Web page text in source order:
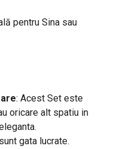
pentru Sina sau
: Acest Set este
oricare alt spatiu in
gata lucrate.